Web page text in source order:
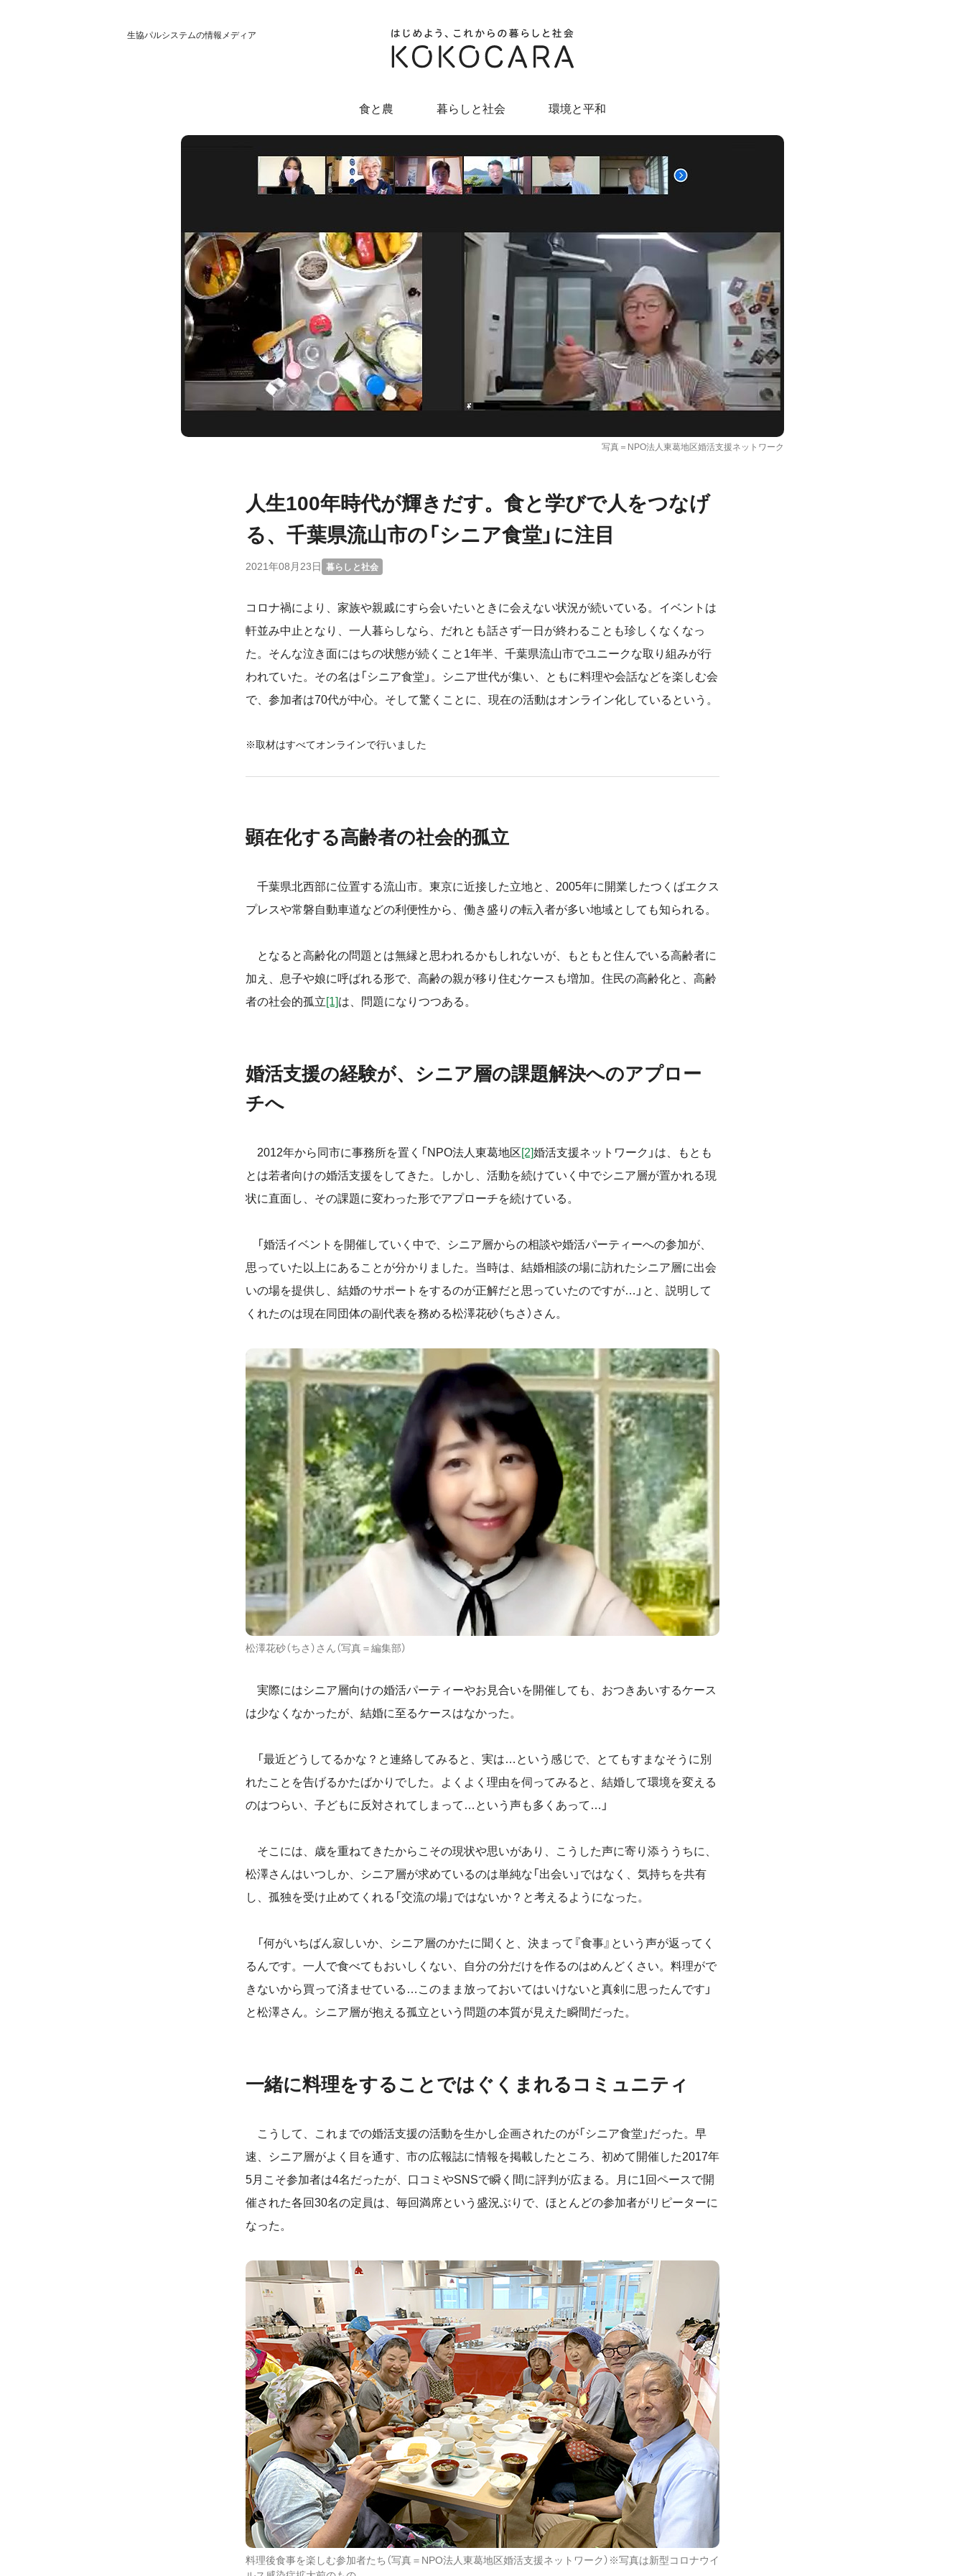
生協パルシステムの情報メディア
食と農 暮らしと社会 環境と平和
写真＝NPO法人東葛地区婚活支援ネットワーク
人生100年時代が輝きだす。食と学びで人をつなげ
る、千葉県流山市の「シニア食堂」に注目
2021年08月23日 暮らしと社会
コロナ禍により、家族や親戚にすら会いたいときに会えない状況が続いている。イベントは
軒並み中止となり、一人暮らしなら、だれとも話さず一日が終わることも珍しくなくなっ
た。そんな泣き面にはちの状態が続くこと1年半、千葉県流山市でユニークな取り組みが行
われていた。その名は「シニア食堂」。シニア世代が集い、ともに料理や会話などを楽しむ会
で、参加者は70代が中心。そして驚くことに、現在の活動はオンライン化しているという。
※取材はすべてオンラインで行いました
顕在化する高齢者の社会的孤立
千葉県北西部に位置する流山市。東京に近接した立地と、2005年に開業したつくばエクス
プレスや常磐自動車道などの利便性から、働き盛りの転入者が多い地域としても知られる。
となると高齢化の問題とは無縁と思われるかもしれないが、もともと住んでいる高齢者に
加え、息子や娘に呼ばれる形で、高齢の親が移り住むケースも増加。住民の高齢化と、高齢
者の社会的孤立[1]は、問題になりつつある。
婚活支援の経験が、シニア層の課題解決へのアプロー
チへ
2012年から同市に事務所を置く「NPO法人東葛地区[2]婚活支援ネットワーク」は、もとも
とは若者向けの婚活支援をしてきた。しかし、活動を続けていく中でシニア層が置かれる現
状に直面し、その課題に変わった形でアプローチを続けている。
「婚活イベントを開催していく中で、シニア層からの相談や婚活パーティーへの参加が、
思っていた以上にあることが分かりました。当時は、結婚相談の場に訪れたシニア層に出会
いの場を提供し、結婚のサポートをするのが正解だと思っていたのですが…」と、説明して
くれたのは現在同団体の副代表を務める松澤花砂（ちさ）さん。
松澤花砂（ちさ）さん（写真＝編集部）
実際にはシニア層向けの婚活パーティーやお見合いを開催しても、おつきあいするケース
は少なくなかったが、結婚に至るケースはなかった。
「最近どうしてるかな？と連絡してみると、実は…という感じで、とてもすまなそうに別
れたことを告げるかたばかりでした。よくよく理由を伺ってみると、結婚して環境を変える
のはつらい、子どもに反対されてしまって…という声も多くあって…」
そこには、歳を重ねてきたからこその現状や思いがあり、こうした声に寄り添ううちに、
松澤さんはいつしか、シニア層が求めているのは単純な「出会い」ではなく、気持ちを共有
し、孤独を受け止めてくれる「交流の場」ではないか？と考えるようになった。
「何がいちばん寂しいか、シニア層のかたに聞くと、決まって『食事』という声が返ってく
るんです。一人で食べてもおいしくない、自分の分だけを作るのはめんどくさい。料理がで
きないから買って済ませている…このまま放っておいてはいけないと真剣に思ったんです」
と松澤さん。シニア層が抱える孤立という問題の本質が見えた瞬間だった。
一緒に料理をすることではぐくまれるコミュニティ
こうして、これまでの婚活支援の活動を生かし企画されたのが「シニア食堂」だった。早
速、シニア層がよく目を通す、市の広報誌に情報を掲載したところ、初めて開催した2017年
5月こそ参加者は4名だったが、口コミやSNSで瞬く間に評判が広まる。月に1回ペースで開
催された各回30名の定員は、毎回満席という盛況ぶりで、ほとんどの参加者がリピーターに
なった。
料理後食事を楽しむ参加者たち（写真＝NPO法人東葛地区婚活支援ネットワーク）※写真は新型コロナウイ